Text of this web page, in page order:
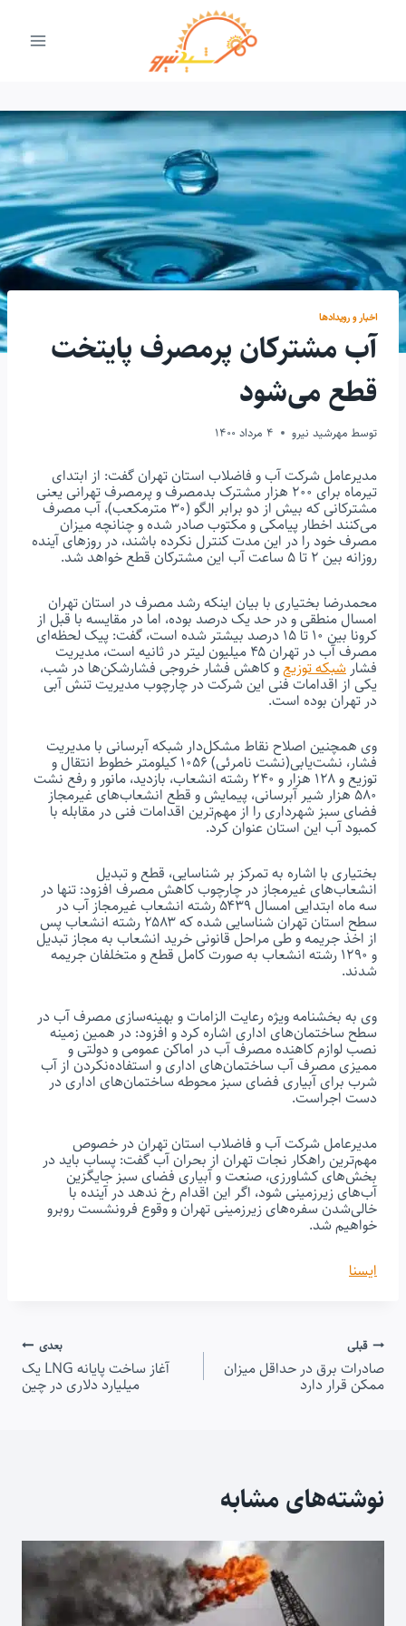
اخبار و رویدادها
آب مشترکان پرمصرف پایتخت
قطع می‌شود
توسط مهرشید نیرو 4 مرداد 1400
مدیرعامل شرکت آب و فاضلاب استان تهران گفت: از ابتدای
تیرماه برای ۲۰۰ هزار مشترک بدمصرف و پرمصرف تهرانی یعنی
مشترکانی که بیش از دو برابر الگو (۳۰ مترمکعب)، آب مصرف
می‌کنند اخطار پیامکی و مکتوب صادر شده و چنانچه میزان
مصرف خود را در این مدت کنترل نکرده باشند، در روزهای آینده
روزانه بین ۲ تا ۵ ساعت آب این مشترکان قطع خواهد شد.
محمدرضا بختیاری با بیان اینکه رشد مصرف در استان تهران
امسال منطقی و در حد یک درصد بوده، اما در مقایسه با قبل از
کرونا بین ۱۰ تا ۱۵ درصد بیشتر شده است، گفت: پیک لحظه‌ای
مصرف آب در تهران ۴۵ میلیون لیتر در ثانیه است، مدیریت
فشار شبکه توزیعو کاهش فشار خروجی فشارشکن‌ها در شب،
یکی از اقدامات فنی این شرکت در چارچوب مدیریت تنش آبی
در تهران بوده است.
وی همچنین اصلاح نقاط مشکل‌دار شبکه آبرسانی با مدیریت
فشار، نشت‌یابی(نشت نامرئی) ۱۰۵۶ کیلومتر خطوط انتقال و
توزیع و ۱۲۸ هزار و ۲۴۰ رشته انشعاب، بازدید، مانور و رفع نشت
۵۸۰ هزار شیر آبرسانی، پیمایش و قطع انشعاب‌های غیرمجاز
فضای سبز شهرداری را از مهم‌ترین اقدامات فنی در مقابله با
کمبود آب این استان عنوان کرد.
بختیاری با اشاره به تمرکز بر شناسایی، قطع و تبدیل
انشعاب‌های غیرمجاز در چارچوب کاهش مصرف افزود: تنها در
سه ماه ابتدایی امسال ۵۴۳۹ رشته انشعاب غیرمجاز آب در
سطح استان تهران شناسایی شده که ۲۵۸۳ رشته انشعاب پس
از اخذ جریمه و طی مراحل قانونی خرید انشعاب به مجاز تبدیل
و ۱۲۹۰ رشته انشعاب به صورت کامل قطع و متخلفان جریمه
شدند.
وی به بخشنامه ویژه رعایت الزامات و بهینه‌سازی مصرف آب در
سطح ساختمان‌های اداری اشاره کرد و افزود: در همین زمینه
نصب لوازم کاهنده مصرف آب در اماکن عمومی و دولتی و
ممیزی مصرف آب ساختمان‌های اداری و استفاده‌نکردن از آب
شرب برای آبیاری فضای سبز محوطه ساختمان‌های اداری در
دست اجراست.
مدیرعامل شرکت آب و فاضلاب استان تهران در خصوص
مهم‌ترین راهکار نجات تهران از بحران آب گفت: پساب باید در
بخش‌های کشاورزی، صنعت و آبیاری فضای سبز جایگزین
آب‌های زیرزمینی شود، اگر این اقدام رخ ندهد در آینده با
خالی‌شدن سفره‌های زیرزمینی تهران و وقوع فرونشست روبرو
خواهیم شد.
ایسنا
راهبری
نوشته
قبلی
صادرات برق در حداقل میزان
ممکن قرار دارد
بعدی
آغاز ساخت پایانه LNG یک
میلیارد دلاری در چین
نوشته‌های مشابه